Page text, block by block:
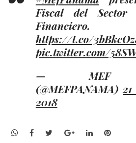
Fiscal del Sector
Financiero.
https://t.co/
pic.twitter.com/
— MEF
(@MEFPANAMA)
2018
WhatsApp
Facebook
TwitterGoogle+LinkedIn